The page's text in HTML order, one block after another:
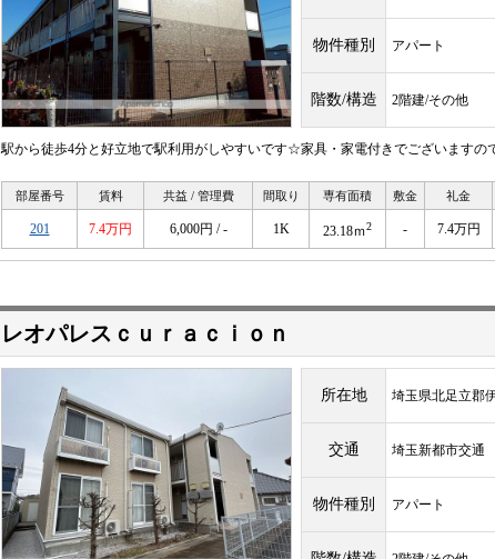
物件種別 アパート
階数/構造 2階建/その他
駅から徒歩4分と好立地で駅利用がしやすいです☆家具・家電付きでございます
部屋番号 賃料 共益 / 管理費 間取り 専有面積 敷金 礼金
201 7.4万円 6,000円 / - 1K 23.18ｍ2 - 7.4万円
レオパレスｃｕｒａｃｉｏｎ
所在地 埼玉県北足立郡
交通 埼玉新都市交通
物件種別 アパート